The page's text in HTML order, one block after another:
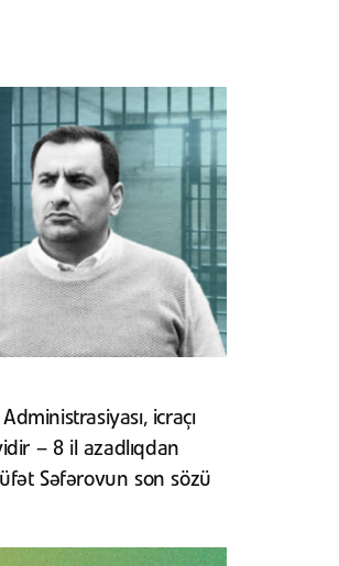
icraçı
– 8 il azadlıqdan
Səfərovun son sözü